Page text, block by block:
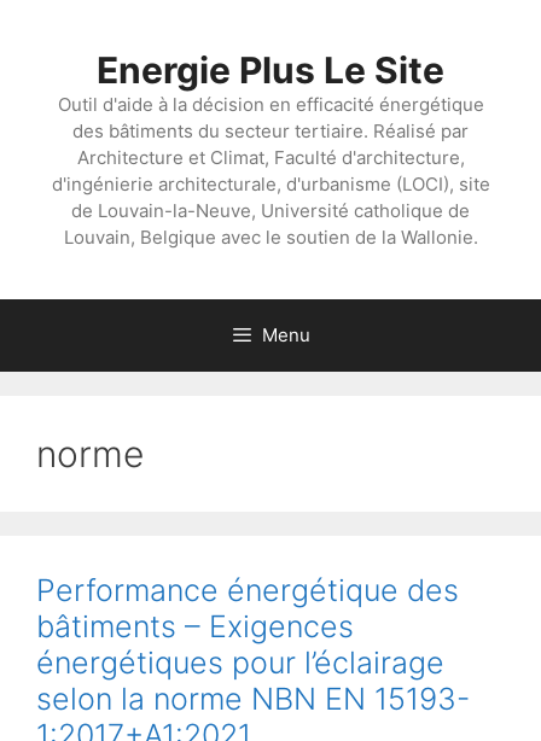
Energie Plus Le Site
Outil d'aide à la décision en efficacité énergétique
des bâtiments du secteur tertiaire. Réalisé par
Architecture et Climat, Faculté d'architecture,
d'ingénierie architecturale, d'urbanisme (LOCI), site
de Louvain-la-Neuve, Université catholique de
Louvain, Belgique avec le soutien de la Wallonie.
Menu
norme
Performance énergétique des
bâtiments – Exigences
énergétiques pour l’éclairage
selon la norme NBN EN 15193-